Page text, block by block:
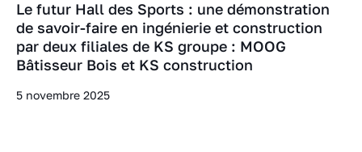
Le futur Hall des Sports : une démonstration
de savoir-faire en ingénierie et construction
par deux filiales de KS groupe : MOOG
Bâtisseur Bois et KS construction
5 novembre 2025